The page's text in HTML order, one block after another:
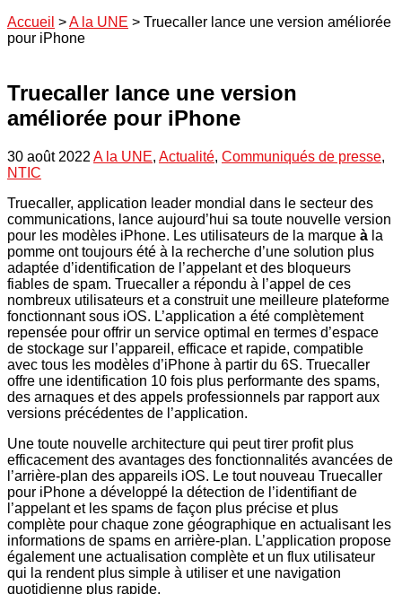
Accueil >A la UNE > Truecaller lance une version améliorée
pour iPhone
Truecaller lance une version
améliorée pour iPhone
30 août 2022 A la UNE, Actualité, Communiqués de presse,
NTIC
Truecaller, application leader mondial dans le secteur des
communications, lance aujourd’hui sa toute nouvelle version
pour les modèles iPhone. Les utilisateurs de la marque à la
pomme ont toujours été à la recherche d’une solution plus
adaptée d’identification de l’appelant et des bloqueurs
fiables de spam. Truecaller a répondu à l’appel de ces
nombreux utilisateurs et a construit une meilleure plateforme
fonctionnant sous iOS. L’application a été complètement
repensée pour offrir un service optimal en termes d’espace
de stockage sur l’appareil, efficace et rapide, compatible
avec tous les modèles d’iPhone à partir du 6S. Truecaller
offre une identification 10 fois plus performante des spams,
des arnaques et des appels professionnels par rapport aux
versions précédentes de l’application.
Une toute nouvelle architecture qui peut tirer profit plus
efficacement des avantages des fonctionnalités avancées de
l’arrière-plan des appareils iOS. Le tout nouveau Truecaller
pour iPhone a développé la détection de l’identifiant de
l’appelant et les spams de façon plus précise et plus
complète pour chaque zone géographique en actualisant les
informations de spams en arrière-plan. L’application propose
également une actualisation complète et un flux utilisateur
qui la rendent plus simple à utiliser et une navigation
quotidienne plus rapide.